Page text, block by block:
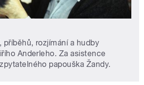
příběhů, rozjímání a hudby
Anderleho. Za asistence
papouška Žandy.